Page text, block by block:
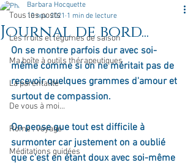
Tous les posts
Les fruits et légumes de saison
Ma boîte à outils thérapeutiques
La parentalité
De vous à moi...
Rome : voyage
Méditations guidées
Journal de bord...
Barbara Hocquette
10 nov. 2021 1 min de lecture
On se montre parfois dur avec soi-
même comme si on ne méritait pas de
recevoir quelques grammes d'amour et
surtout de compassion.
On pense que tout est difficile à
surmonter car justement on a oublié
que c'est en étant doux avec soi-même